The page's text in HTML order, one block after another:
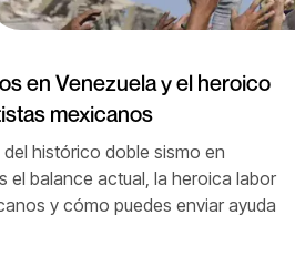
en Venezuela y el heroico
mexicanos
histórico doble sismo en
el balance actual, la heroica labor
y cómo puedes enviar ayuda